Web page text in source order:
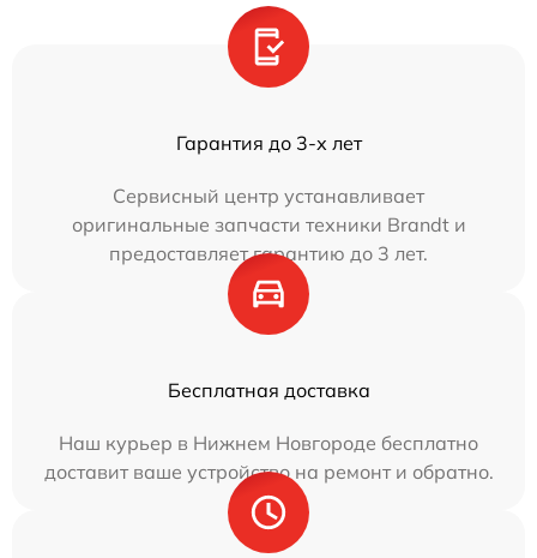
Гарантия до 3-х лет
Сервисный центр устанавливает
оригинальные запчасти техники Brandt и
предоставляет гарантию до 3 лет.
Бесплатная доставка
Наш курьер в Нижнем Новгороде бесплатно
доставит ваше устройство на ремонт и обратно.